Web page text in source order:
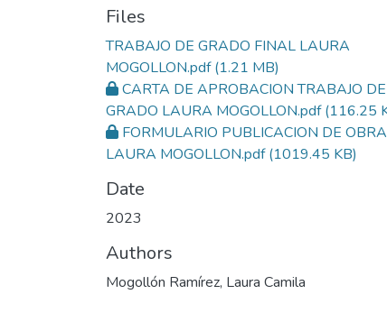
Files
TRABAJO DE GRADO FINAL LAURA
MOGOLLON.pdf(1.21 MB)
CARTA DE APROBACION TRABAJO DE
GRADO LAURA MOGOLLON.pdf(116.25
FORMULARIO PUBLICACION DE
LAURA MOGOLLON.pdf(1019.45 KB)
Date
2023
Authors
Mogollón Ramírez, Laura Camila